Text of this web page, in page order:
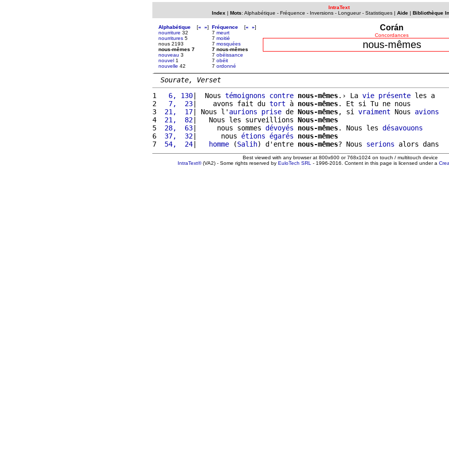
IntraText
Index | Mots: Alphabétique - Fréquence - Inversions - Longueur- Statistiques | Aide | Bibliothèque
Alphabétique [« »]
nourriture 32
nourritures 5
nous 2193
nous-mêmes 7
nouveau 3
nouvel 1
nouvelle 42
Fréquence [« »]
7 meurt
7 moitié
7 mosquées
7 nous-mêmes
7 obéissance
7 obéit
7 ordonné
Corán
Concordances
nous-mêmes
Sourate, Verset
1
  6, 130
|  Nous témoignons contre nous-mêmes.› La vie présente les a
2
  7,  23
|    avons fait du tort à nous-mêmes. Et si Tu ne nous
3
21,  17 | Nous l' aurions prise de Nous-mêmes, si vraiment Nous avions
4
21,  82 |   Nous les surveillions Nous-mêmes
5
28,  63 |     nous sommes dévoyés nous-mêmes. Nous les désavouons
6
37,  32 |      nous étions égarés
nous-mêmes
7
54,  24 homme (Salih) d'entre nous-mêmes? Nous serions
Best viewed with any browser at 800x600 or 768x1024 on touch / multitouch device
IntraText®(VA2) - Some rights reserved by EuloTech SRL - 1996-2016. Content in this page is licensed under a